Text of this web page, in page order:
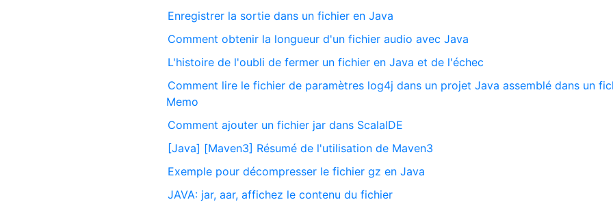
Enregistrer la sortie dans un fichier en Java
Comment obtenir la longueur d'un fichier audio avec Java
L'histoire de l'oubli de fermer un fichier en Java et de l'échec
Comment lire le fichier de paramètres log4j dans un projet Java assemblé dans un
Memo
Comment ajouter un fichier jar dans ScalaIDE
[Java] [Maven3] Résumé de l'utilisation de Maven3
Exemple pour décompresser le fichier gz en Java
JAVA: jar, aar, affichez le contenu du fichier